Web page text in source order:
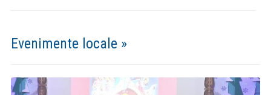
Evenimente locale »